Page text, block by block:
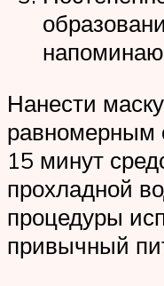
Нанести
равномерным
15 минут
прохладной
процедуры
привычный